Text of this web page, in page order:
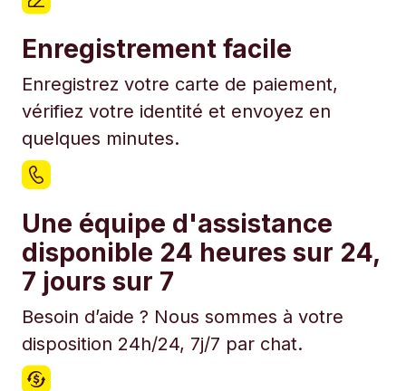
Enregistrement facile
Enregistrez votre carte de paiement,
vérifiez votre identité et envoyez en
quelques minutes.
Une équipe d'assistance
disponible 24 heures sur 24,
7 jours sur 7
Besoin d’aide ? Nous sommes à votre
disposition 24h/24, 7j/7 par chat.